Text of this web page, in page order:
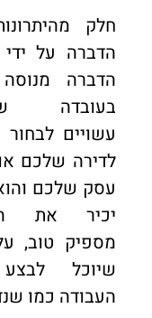
חלק
הדברה על ידי
הדברה מנוסה
בעובדה
עשויים לבחור
לדירה שלכם או
עסק שלכם והוא
יכיר את
מספיק טוב,
שיוכל
העבודה כמו